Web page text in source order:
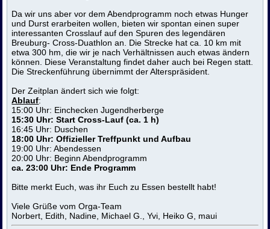
Da wir uns aber vor dem Abendprogramm noch etwas Hunger
und Durst erarbeiten wollen, bieten wir spontan einen super
interessanten Crosslauf auf den Spuren des legendären
Breuburg- Cross-Duathlon an. Die Strecke hat ca. 10 km mit
etwa 300 hm, die wir je nach Verhältnissen auch etwas ändern
können. Diese Veranstaltung findet daher auch bei Regen statt.
Die Streckenführung übernimmt der Alterspräsident.
Der Zeitplan ändert sich wie folgt:
Ablauf:
15:00 Uhr: Einchecken Jugendherberge
15:30 Uhr: Start Cross-Lauf (ca. 1 h)
16:45 Uhr: Duschen
18:00 Uhr: Offizieller Treffpunkt und Aufbau
19:00 Uhr: Abendessen
20:00 Uhr: Beginn Abendprogramm
ca. 23:00 Uhr: Ende Programm
Bitte merkt Euch, was ihr Euch zu Essen bestellt habt!
Viele Grüße vom Orga-Team
Norbert, Edith, Nadine, Michael G., Yvi, Heiko G, maui